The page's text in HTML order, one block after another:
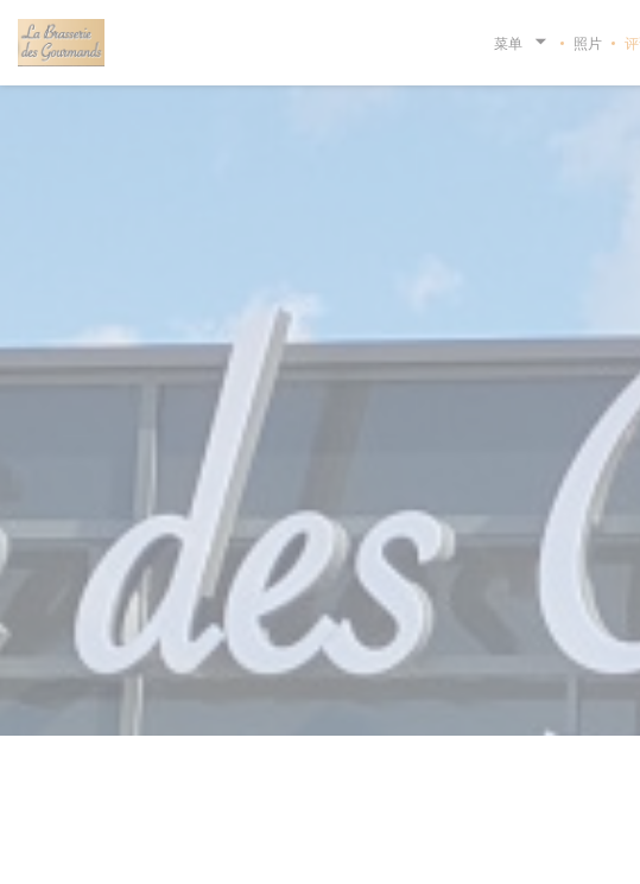
菜单 照片